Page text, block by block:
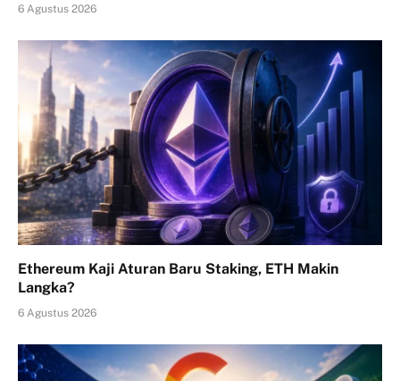
6 Agustus 2026
Ethereum Kaji Aturan Baru Staking, ETH Makin
Langka?
6 Agustus 2026